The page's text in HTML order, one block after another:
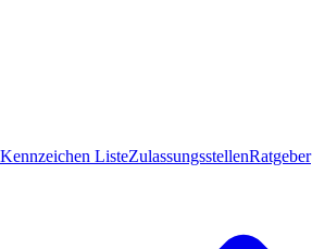
Kennzeichen ListeZulassungsstellenRatgeber